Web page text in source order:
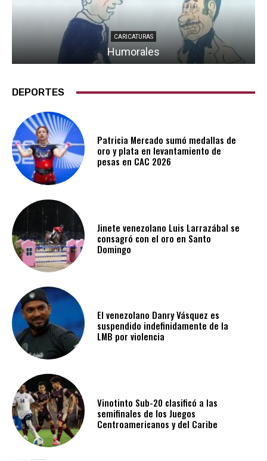
CARICATURAS
Humorales
DEPORTES
Patricia Mercado sumó medallas de
oro y plata en levantamiento de
pesas en CAC 2026
Jinete venezolano Luis Larrazábal se
consagró con el oro en Santo
Domingo
El venezolano Danry Vásquez es
suspendido indefinidamente de la
LMB por violencia
Vinotinto Sub-20 clasificó a las
semifinales de los Juegos
Centroamericanos y del Caribe